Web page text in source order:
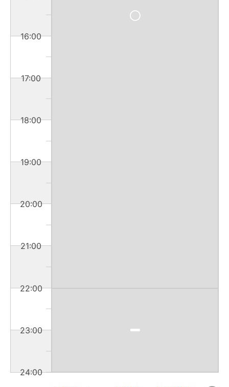
16:00
17:00
18:00
19:00
20:00
21:00
22:00
23:00
24:00